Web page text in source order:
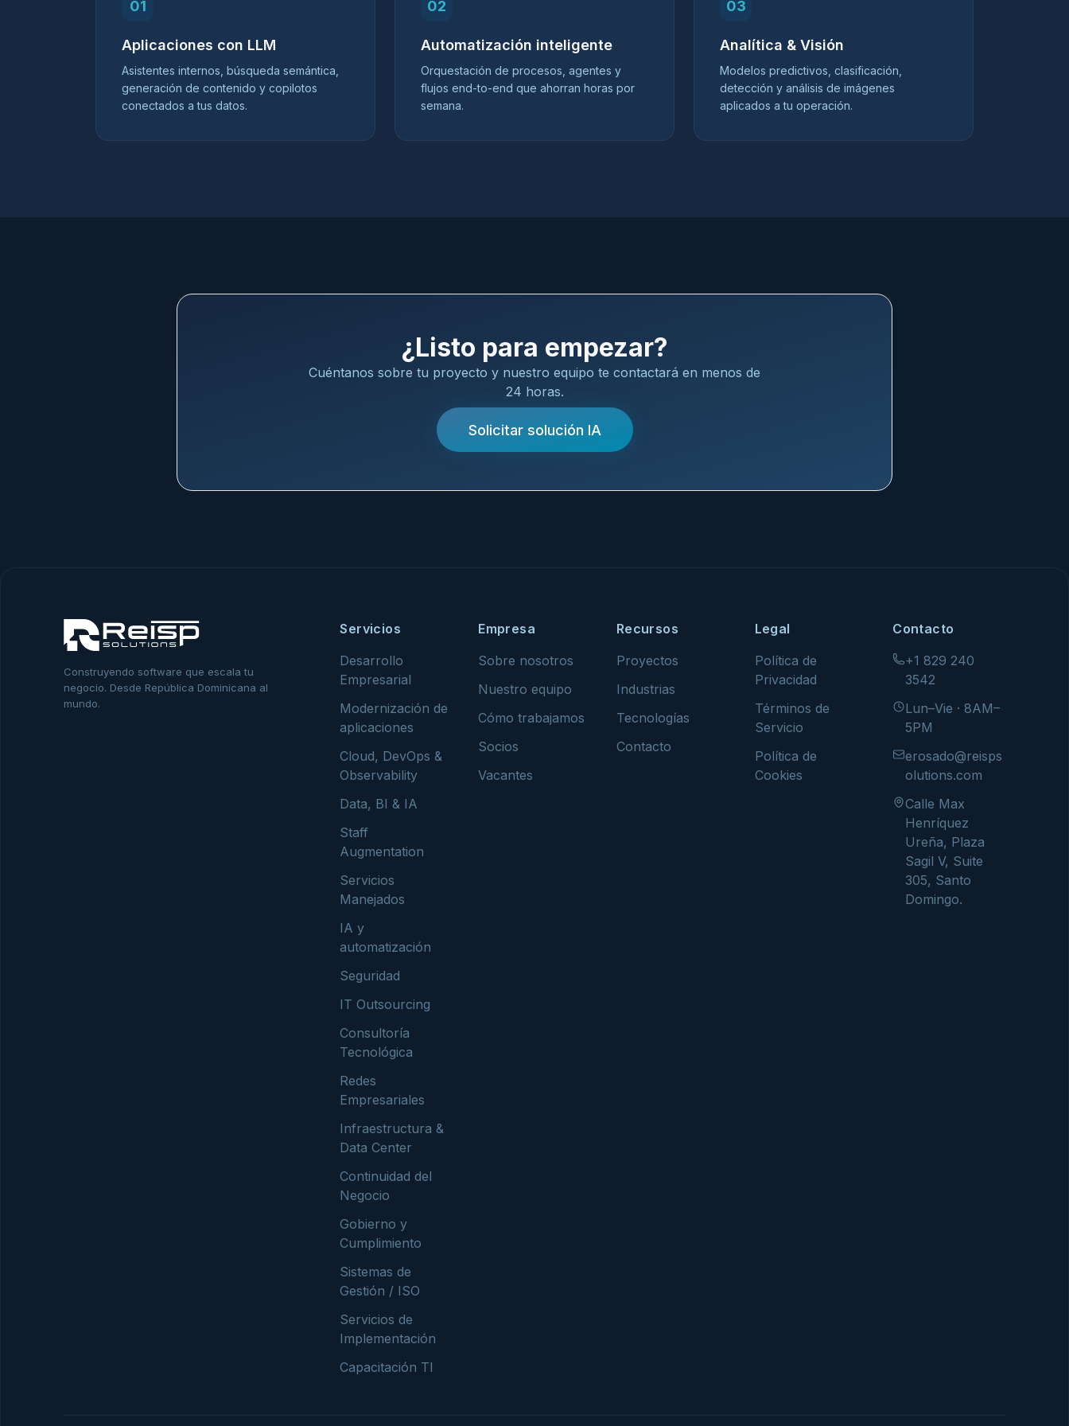
01
Aplicaciones con LLM
Asistentes internos, búsqueda semántica,
generación de contenido y copilotos
conectados a tus datos.
02
Automatización inteligente
Orquestación de procesos, agentes y
flujos end-to-end que ahorran horas por
semana.
03
Analítica & Visión
Modelos predictivos, clasificación,
detección y análisis de imágenes
aplicados a tu operación.
¿Listo para empezar?
Cuéntanos sobre tu proyecto y nuestro equipo te contactará en menos de
24 horas.
Solicitar solución IA
Construyendo software que escala tu
negocio. Desde República Dominicana al
mundo.
Servicios
Desarrollo
Empresarial
Modernización de
aplicaciones
Cloud, DevOps &
Observability
Data, BI & IA
Staff
Augmentation
Servicios
Manejados
IA y
automatización
Seguridad
IT Outsourcing
Consultoría
Tecnológica
Redes
Empresariales
Infraestructura &
Data Center
Continuidad del
Negocio
Gobierno y
Cumplimiento
Sistemas de
Gestión / ISO
Servicios de
Implementación
Capacitación TI
Empresa
Sobre nosotros
Nuestro equipo
Cómo trabajamos
Socios
Vacantes
Recursos
Proyectos
Industrias
Tecnologías
Contacto
Legal
Política de
Privacidad
Términos de
Servicio
Política de
Cookies
Contacto
+1 829 240
3542
Lun–Vie · 8AM–
5PM
erosado@reisps
olutions.com
Calle Max
Henríquez
Ureña, Plaza
Sagil V, Suite
305, Santo
Domingo.